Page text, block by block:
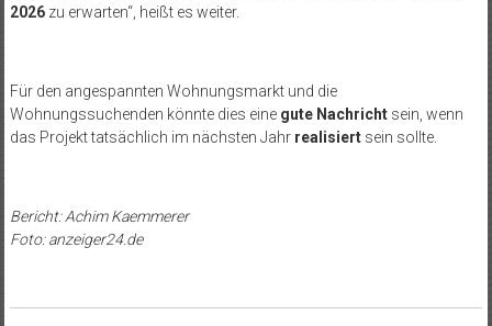
2026zu erwarten“, heißt es weiter.
Für den angespannten Wohnungsmarkt und die
Wohnungssuchenden könnte dies eine gute Nachrichtsein, wenn
das Projekt tatsächlich im nächsten Jahr realisiertsein sollte.
Bericht: Achim Kaemmerer
Foto: anzeiger24.de